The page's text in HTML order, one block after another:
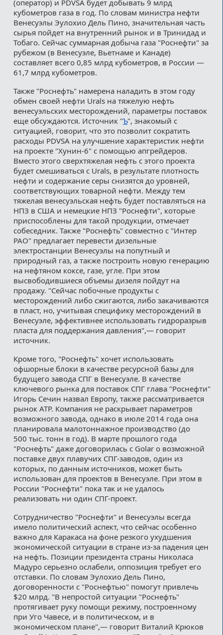
(оператор) и PDVSA будет добывать 9 млрд
кубометров газа в год. По словам министра нефти
Венесуэлы Эулохио Дель Пино, значительная часть
сырья пойдет на внутренний рынок и в Тринидад и
Тобаго. Сейчас суммарная добыча газа "Роснефти" за
рубежом (в Венесуэле, Вьетнаме и Канаде)
составляет всего 0,85 млрд кубометров, в России —
61,7 млрд кубометров.
Также "Роснефть" намерена наладить в этом году
обмен своей нефти Urals на тяжелую нефть
венесуэльских месторождений, параметры поставок
еще обсуждаются. Источник "Ъ", знакомый с
ситуацией, говорит, что это позволит сократить
расходы PDVSA на улучшение характеристик нефти
на проекте "Хунин-6" с помощью апгрейдеров.
Вместо этого сверхтяжелая нефть с этого проекта
будет смешиваться с Urals, в результате плотность
нефти и содержание серы снизятся до уровней,
соответствующих товарной нефти. Между тем
тяжелая венесуэльская нефть будет поставляться на
НПЗ в США и немецкие НПЗ "Роснефти", которые
приспособлены для такой продукции, отмечает
собеседник. Также "Роснефть" совместно с "Интер
РАО" предлагает перевести дизельные
электростанции Венесуэлы на попутный и
природный газ, а также построить новую генерацию
на нефтяном коксе, газе, угле. При этом
высвободившиеся объемы дизеля пойдут на
продажу. "Сейчас побочные продукты с
месторождений либо сжигаются, либо закачиваются
в пласт, но, учитывая специфику месторождений в
Венесуэле, эффективнее использовать гидроразрыв
пласта для поддержания давления",— говорит
источник.
Кроме того, "Роснефть" хочет использовать
офшорные блоки в качестве ресурсной базы для
будущего завода СПГ в Венесуэле. В качестве
ключевого рынка для поставок СПГ глава "Роснефти"
Игорь Сечин назвал Европу, также рассматривается
рынок АТР. Компания не раскрывает параметров
возможного завода, однако в июле 2014 года она
планировала малотоннажное производство (до
500 тыс. тонн в год). В марте прошлого года
"Роснефть" даже договорилась с Golar о возможной
поставке двух плавучих СПГ-заводов, один из
которых, по данным источников, может быть
использован для проектов в Венесуэле. При этом в
России "Роснефти" пока так и не удалось
реализовать ни один СПГ-проект.
Сотрудничество "Роснефти" и Венесуэлы всегда
имело политический аспект, что сейчас особенно
важно для Каракаса на фоне резкого ухудшения
экономической ситуации в стране из-за падения цен
на нефть. Позиции президента страны Николаса
Мадуро серьезно ослабели, оппозиция требует его
отставки. По словам Эулохио Дель Пино,
договоренности с "Роснефтью" помогут привлечь
$20 млрд. "В непростой ситуации "Роснефть"
протягивает руку помощи режиму, построенному
при Уго Чавесе, и в политическом, и в
экономическом плане",— говорит Виталий Крюков